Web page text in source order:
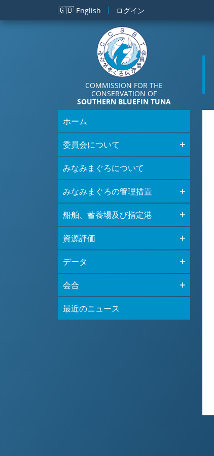
メインコンテンツに移動
🇬🇧 English ログイン
COMMISSION FOR THE
CONSERVATION OF
SOUTHERN BLUEFIN TUNA
ホーム
委員会について
みなみまぐろについて
みなみまぐろの管理措置
船舶、蓄養場及び指定港
資源評価
データ
会合
最近のニュース